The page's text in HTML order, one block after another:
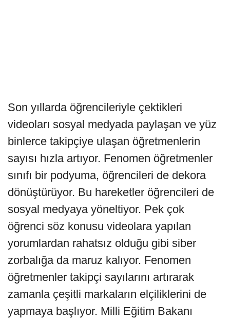
Son yıllarda öğrencileriyle çektikleri
videoları sosyal medyada paylaşan ve yüz
binlerce takipçiye ulaşan öğretmenlerin
sayısı hızla artıyor. Fenomen öğretmenler
sınıfı bir podyuma, öğrencileri de dekora
dönüştürüyor. Bu hareketler öğrencileri de
sosyal medyaya yöneltiyor. Pek çok
öğrenci söz konusu videolara yapılan
yorumlardan rahatsız olduğu gibi siber
zorbalığa da maruz kalıyor. Fenomen
öğretmenler takipçi sayılarını artırarak
zamanla çeşitli markaların elçiliklerini de
yapmaya başlıyor. Milli Eğitim Bakanı